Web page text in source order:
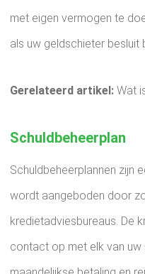
met eigen vermogen te
als uw geldschieter besluit
Gerelateerd artikel: Wat
Schuldbeheerplan
Schuldbeheerplannen zijn
wordt aangeboden door
kredietadviesbureaus. De
contact op met elk van uw